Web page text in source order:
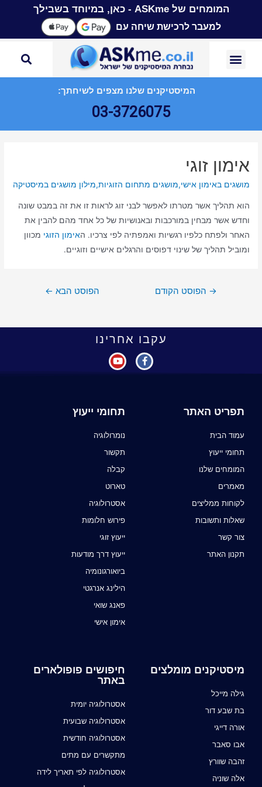
המומחים של ASKme - כאן, במיוחד בשבילך
למעבר לרכישת שיחה עם
המיסטיקנים שלנו מצפים לשיחתך:
03-3726075
אימון זוגי
מושגים באימון אישי,מושגים מתחום הזוגיות,מילון מושגים במיסטיקה
הוא תהליך אשר מטרתו לאפשר לבני זוג לראות זו את זה במבט שונה
וחדש אשר מבחין במורכבות ובאנושיות של כל אחד מהם להבין את
האחר ולפתח כלפיו רגשיות ואמפתיה לפי צרכיו. האימון הזוגי מכוון
ומוביל תהליך של שינוי דפוסים והרגלים אישיים וזוגיים.
→ הפוסט הקודם הפוסט הבא ←
עקבו אחרינו
תפריט האתר
עמוד הבית
תחומי ייעוץ
המומחים שלנו
מאמרים
לקוחות ממליצים
שאלות ותשובות
צור קשר
תקנון האתר
תחומי ייעוץ
נומרולוגיה
תקשור
קבלה
טארוט
אסטרולוגיה
פירוש חלומות
ייעוץ זוגי
ייעוץ דרך מודעות
ביואורגונומיה
הילינג אנרגטי
פאנג שואי
אימון אישי
מיסטיקנים מומלצים
גילה מייכל
בת שבע דור
אורה דייגי
אבו סאבר
זהבה שוורץ
אלה שוניה
חיפושים פופולארים
באתר
אסטרולוגיה יומית
אסטרולוגיה שבועית
אסטרולוגיה חודשית
מתקשרים עם מתים
אסטרולוגיה לפי תאריך לידה